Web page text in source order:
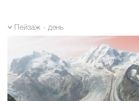
Пейзаж - день